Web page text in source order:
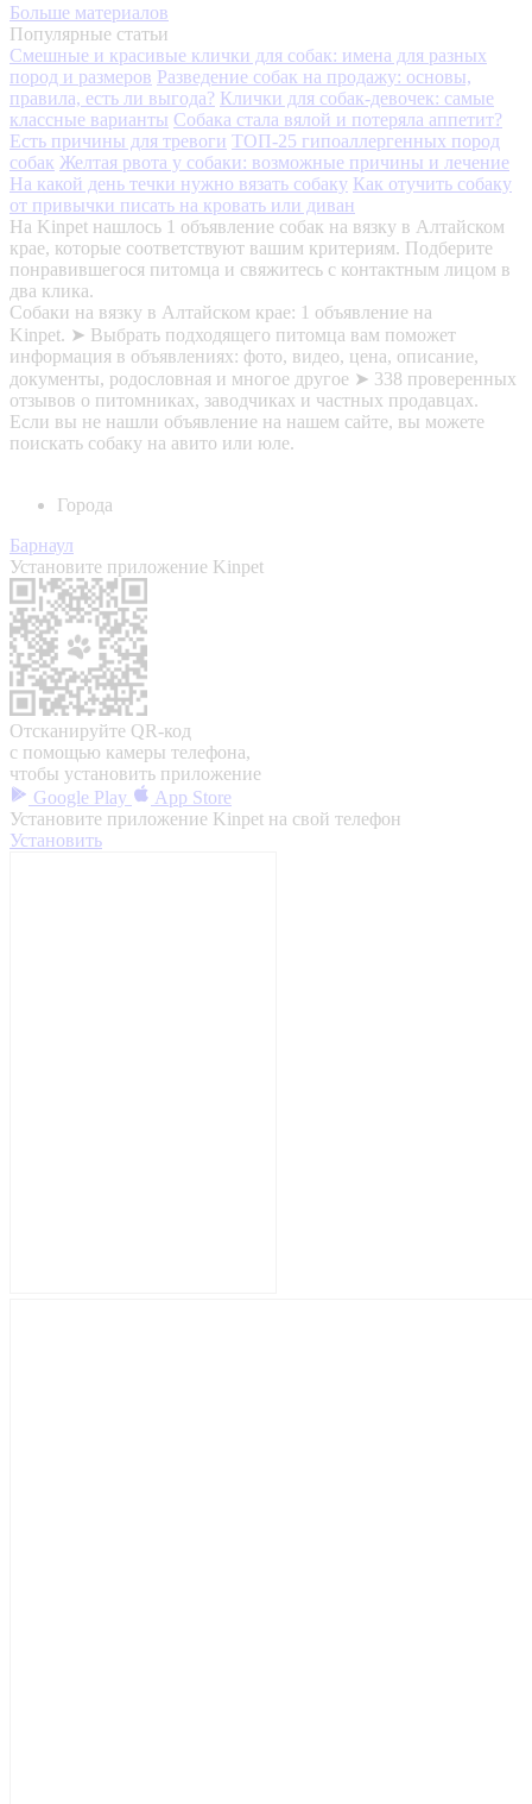
Больше материалов
Популярные статьи
Смешные и красивые клички для собак: имена для разных
пород и размеров Разведение собак на продажу: основы,
правила, есть ли выгода? Клички для собак-девочек: самые
классные варианты Собака стала вялой и потеряла аппетит?
Есть причины для тревоги ТОП-25 гипоаллергенных пород
собак Желтая рвота у собаки: возможные причины и лечение
На какой день течки нужно вязать собаку Как отучить собаку
от привычки писать на кровать или диван
На Kinpet нашлось 1 объявление собак на вязку в Алтайском
крае, которые соответствуют вашим критериям. Подберите
понравившегося питомца и свяжитесь с контактным лицом в
два клика.
Собаки на вязку в Алтайском крае: 1 объявление на
Kinpet. ➤ Выбрать подходящего питомца вам поможет
информация в объявлениях: фото, видео, цена, описание,
документы, родословная и многое другое ➤ 338 проверенных
отзывов о питомниках, заводчиках и частных продавцах.
Если вы не нашли объявление на нашем сайте, вы можете
поискать собаку на авито или юле.
Города
Барнаул
Установите приложение Kinpet
Отсканируйте QR-код
с помощью камеры телефона,
чтобы установить приложение
Google Play
App Store
Установите приложение Kinpet на свой телефон
Установить